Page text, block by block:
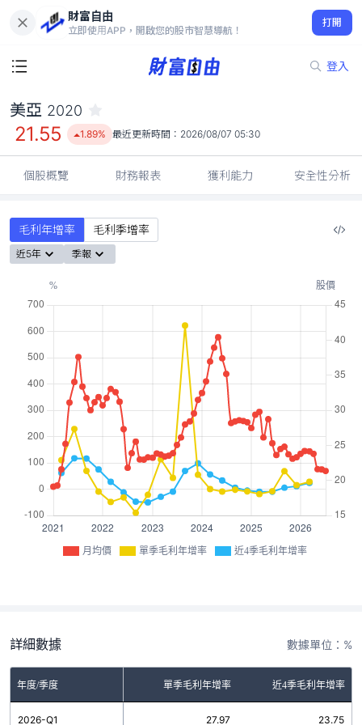
財富自由
立即使用APP，開啟您的股市智慧導航！
打開
登入
21.55
1.89%
美亞 2020
21.55 1.89% 最近更新時間： 2026/08/07 05:30
個股概覽 財務報表 獲利能力 安全性分析
毛利年增率 毛利季增率
近5年 季報
月均價 單季毛利年增率 近4季毛利年增率
詳細數據 數據單位：%
年度/季度 單季毛利年增率 近4季毛利年增率
2026-Q1 27.97 23.75